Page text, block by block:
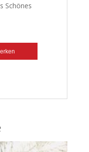
Schönes